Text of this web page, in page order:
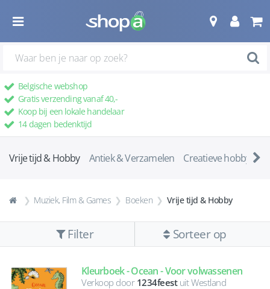
Belgische webshop
Gratis verzending vanaf 40,-
Koop bij een lokale handelaar
14 dagen bedenktijd
Vrije tijd & Hobby Antiek & Verzamelen Creatieve hobby's
Muziek, Film & Games Boeken Vrije tijd & Hobby
Filter Sorteer op
Kleurboek - Ocean - Voor volwassenen
Verkoop door 1234feestuit Westland